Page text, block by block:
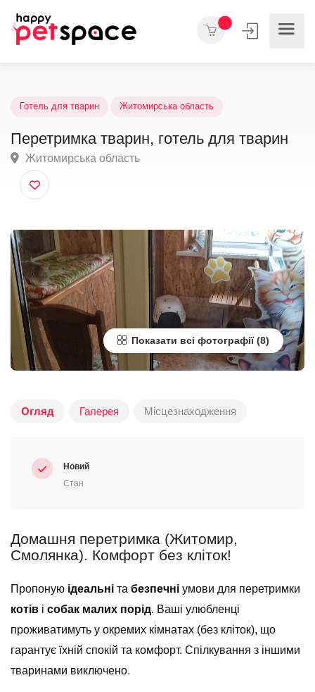
Перетримка тварин, готель для тварин
Житомирська область
Показати всі фотографії
Огляд Галерея Місцезнаходження
Новий
Стан
Домашня перетримка (Житомир,
Смолянка). Комфорт без кліток!
Пропоную ідеальні та безпечні умови для перетримки
котів і собак малих порід. Ваші улюбленці
проживатимуть у окремих кімнатах (без кліток), що
гарантує їхній спокій та комфорт. Спілкування з іншими
тваринами виключено.